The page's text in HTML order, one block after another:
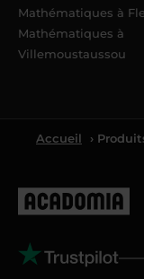
Mathématiques à
Mathématiques à
Villemoustaussou
Accueil ›